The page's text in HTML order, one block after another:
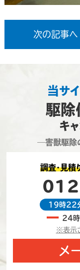
次の記事へ
当サ
駆除
キ
―害獣駆除
調査・見積
19時22分
24時
※表示
メ